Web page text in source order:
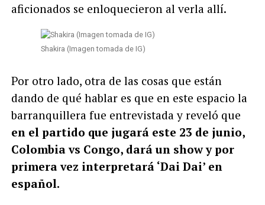
aficionados se enloquecieron al verla allí.
Shakira (Imagen tomada de IG)
Por otro lado, otra de las cosas que están
dando de qué hablar es que en este espacio la
barranquillera fue entrevistada y reveló que
en el partido que jugará este 23 de junio,
Colombia vs Congo, dará un show y por
primera vez interpretará ‘Dai Dai’ en
español.